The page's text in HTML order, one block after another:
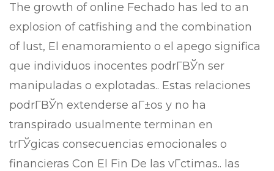
The growth of online Fechado has led to an
explosion of catfishing and the combination
of lust, El enamoramiento o el apego significa
que individuos inocentes podrГ­ВЎn ser
manipuladas o explotadas.. Estas relaciones
podrГ­ВЎn extenderse aГ±os y no ha
transpirado usualmente terminan en
trГЎgicas consecuencias emocionales o
financieras Con El Fin De las vГ­ctimas.. las